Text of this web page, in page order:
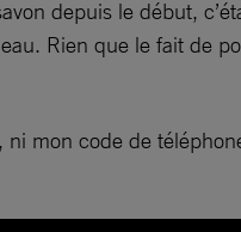
depuis le début,
Rien que le fait de
mon code de